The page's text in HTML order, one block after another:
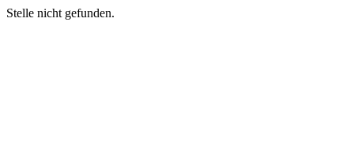
Stelle nicht gefunden.